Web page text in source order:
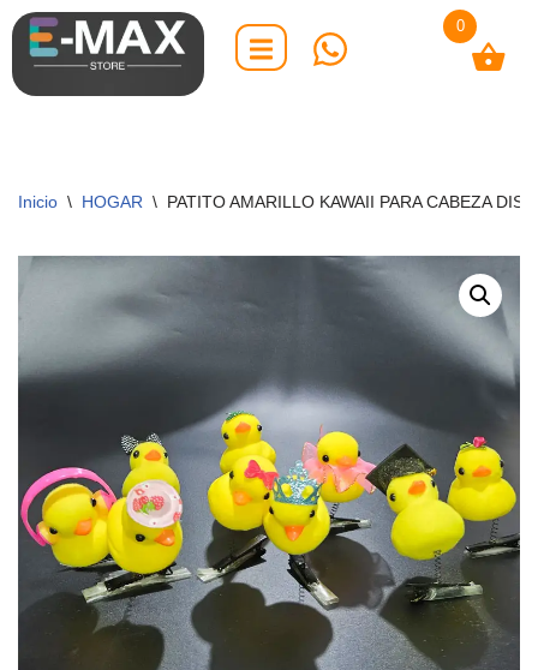
Saltar
al
Inicio \ HOGAR \ PATITO AMARILLO KAWAII PARA CABEZA
0